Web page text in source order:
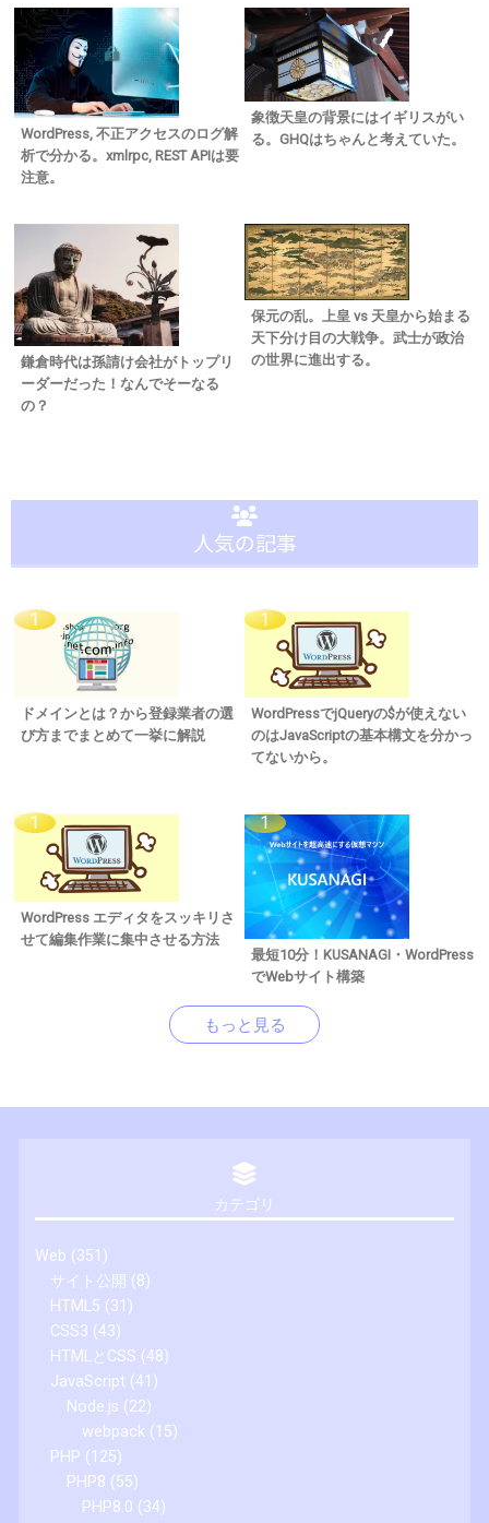
WordPress, 不正アクセスのログ解
析で分かる。xmlrpc, REST APIは要
注意。
象徴天皇の背景にはイギリスがい
る。GHQはちゃんと考えていた。
鎌倉時代は孫請け会社がトップリ
ーダーだった！なんでそーなる
の？
保元の乱。上皇 vs 天皇から始まる
天下分け目の大戦争。武士が政治
の世界に進出する。
人気の記事
ドメインとは？から登録業者の選
び方までまとめて一挙に解説
WordPressでjQueryの$が使えない
のはJavaScriptの基本構文を分かっ
てないから。
WordPress エディタをスッキリさ
せて編集作業に集中させる方法
最短10分！KUSANAGI・WordPress
でWebサイト構築
もっと見る
カテゴリ
Web (351)
サイト公開 (8)
HTML5 (31)
CSS3 (43)
HTMLとCSS (48)
JavaScript (41)
Node.js (22)
webpack (15)
PHP (125)
PHP8 (55)
PHP8.0 (34)